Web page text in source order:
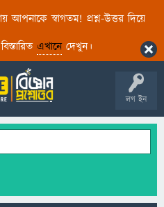
আপনাকে স্বাগতম! প্রশ্ন-উত্তর দিয়ে
এখানেদেখুন।
লগ ইন